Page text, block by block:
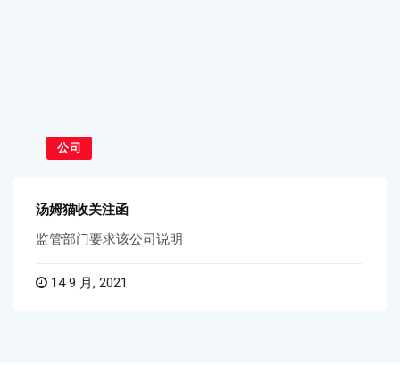
公司
汤姆猫收关注函
监管部门要求该公司说明
14 9 月, 2021